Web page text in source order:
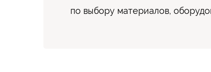
по выбору материалов,